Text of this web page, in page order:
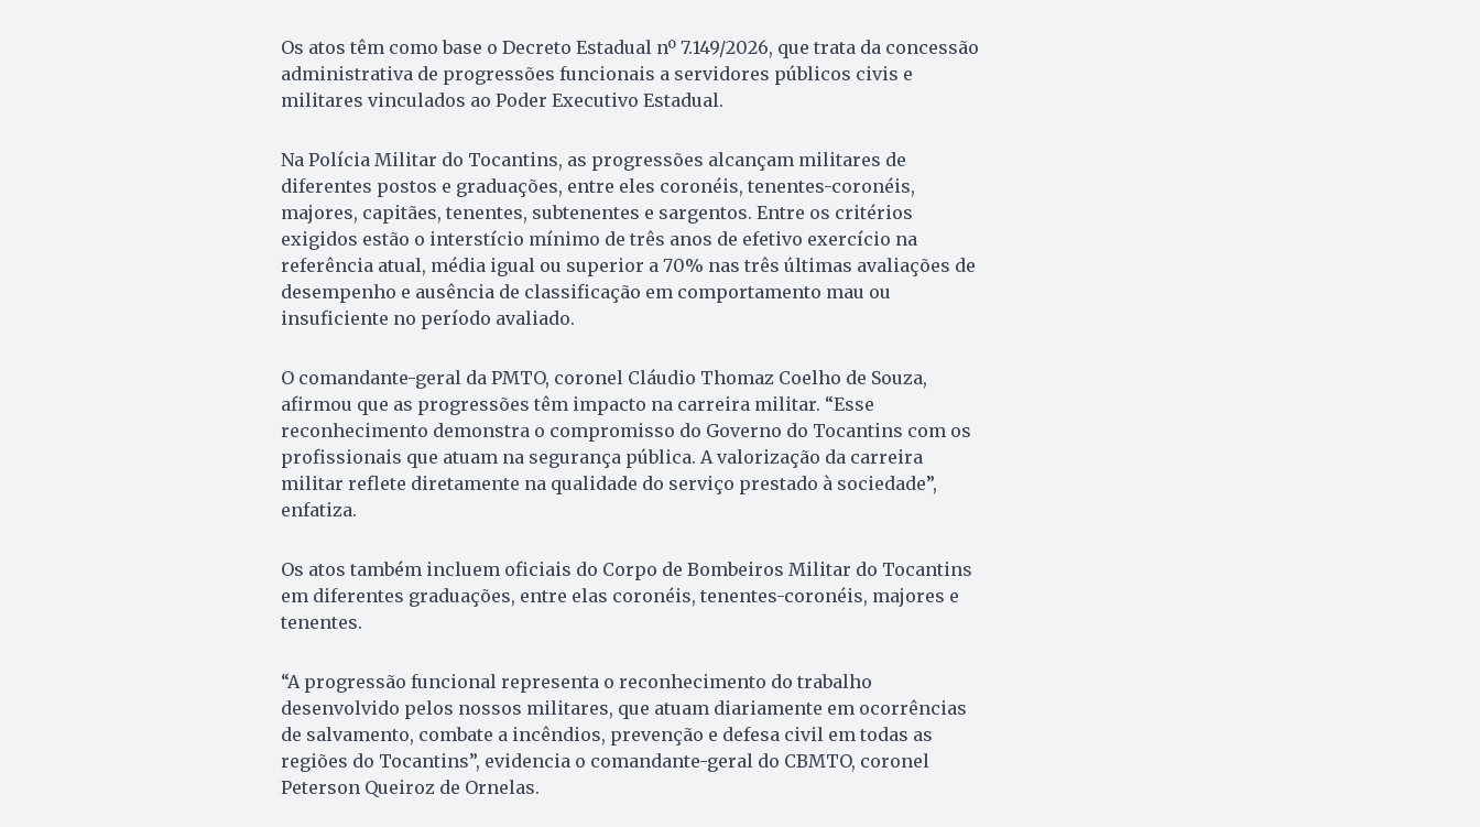
Os atos têm como base o Decreto Estadual nº 7.149/2026, que trata da concessão
administrativa de progressões funcionais a servidores públicos civis e
militares vinculados ao Poder Executivo Estadual.
Na Polícia Militar do Tocantins, as progressões alcançam militares de
diferentes postos e graduações, entre eles coronéis, tenentes-coronéis,
majores, capitães, tenentes, subtenentes e sargentos. Entre os critérios
exigidos estão o interstício mínimo de três anos de efetivo exercício na
referência atual, média igual ou superior a 70% nas três últimas avaliações de
desempenho e ausência de classificação em comportamento mau ou
insuficiente no período avaliado.
O comandante-geral da PMTO, coronel Cláudio Thomaz Coelho de Souza,
afirmou que as progressões têm impacto na carreira militar. “Esse
reconhecimento demonstra o compromisso do Governo do Tocantins com os
profissionais que atuam na segurança pública. A valorização da carreira
militar reflete diretamente na qualidade do serviço prestado à sociedade”,
enfatiza.
Os atos também incluem oficiais do Corpo de Bombeiros Militar do Tocantins
em diferentes graduações, entre elas coronéis, tenentes-coronéis, majores e
tenentes.
“A progressão funcional representa o reconhecimento do trabalho
desenvolvido pelos nossos militares, que atuam diariamente em ocorrências
de salvamento, combate a incêndios, prevenção e defesa civil em todas as
regiões do Tocantins”, evidencia o comandante-geral do CBMTO, coronel
Peterson Queiroz de Ornelas.